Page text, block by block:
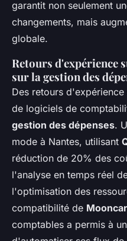
garantit non seulement
changements, mais
globale.
Retours d'expérience
sur la gestion des
Des retours
de logiciels de
gestion des dépenses.
mode à Nantes, utilisant
réduction de 20% des
l'analyse en temps réel
l'optimisation des
compatibilité de
comptables a permis à